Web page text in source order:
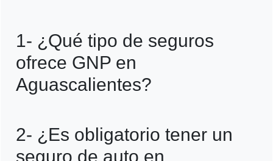
1- ¿Qué tipo de seguros
ofrece GNP en
Aguascalientes?
de auto, vida, salud, hogar, empresarial y
2- ¿Es obligatorio tener un
seguro de auto en